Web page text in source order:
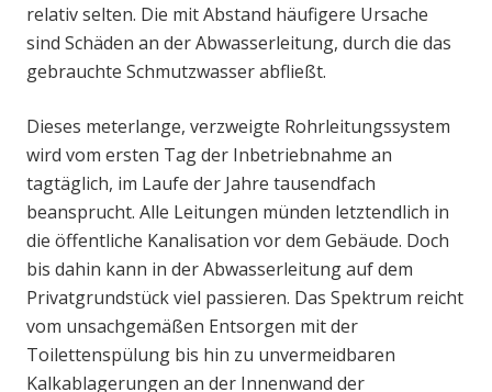
relativ selten. Die mit Abstand häufigere Ursache
sind Schäden an der Abwasserleitung, durch die das
gebrauchte Schmutzwasser abfließt.
Dieses meterlange, verzweigte Rohrleitungssystem
wird vom ersten Tag der Inbetriebnahme an
tagtäglich, im Laufe der Jahre tausendfach
beansprucht. Alle Leitungen münden letztendlich in
die öffentliche Kanalisation vor dem Gebäude. Doch
bis dahin kann in der Abwasserleitung auf dem
Privatgrundstück viel passieren. Das Spektrum reicht
vom unsachgemäßen Entsorgen mit der
Toilettenspülung bis hin zu unvermeidbaren
Kalkablagerungen an der Innenwand der